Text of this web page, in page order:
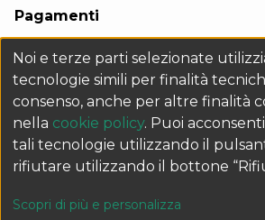
Pagamenti
Q&B GRAFICHE s.r.l. Sede legale Via 1° Maggio 15
Noi e terze parti selezionate
tecnologie simili per finalità
consenso, anche per altre finalità
nella cookie policy. Puoi
tali tecnologie utilizzando il
rifiutare utilizzando il bottone
Scopri di più e personalizza